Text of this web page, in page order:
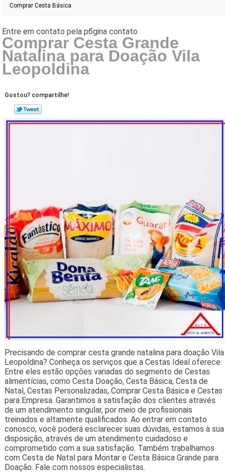
Comprar Cesta Básica
Comprar Cesta Grande
Natalina para Doação Vila
Leopoldina
Gostou? compartilhe!
Precisando de comprar cesta grande natalina para doação Vila
Leopoldina? Conheça os serviços que a Cestas Ideal oferece.
Entre eles estão opções variadas do segmento de Cestas
alimentícias, como Cesta Doação, Cesta Básica, Cesta de
Natal, Cestas Personalizadas, Comprar Cesta Básica e Cestas
para Empresa. Garantimos a satisfação dos clientes através
de um atendimento singular, por meio de profissionais
treinados e altamente qualificados. Ao entrar em contato
conosco, você poderá esclarecer suas dúvidas, estamos à sua
disposição, através de um atendimento cuidadoso e
comprometido com a sua satisfação. Também trabalhamos
com Cesta de Natal para Montar e Cesta Básica Grande para
Doação. Fale com nossos especialistas.